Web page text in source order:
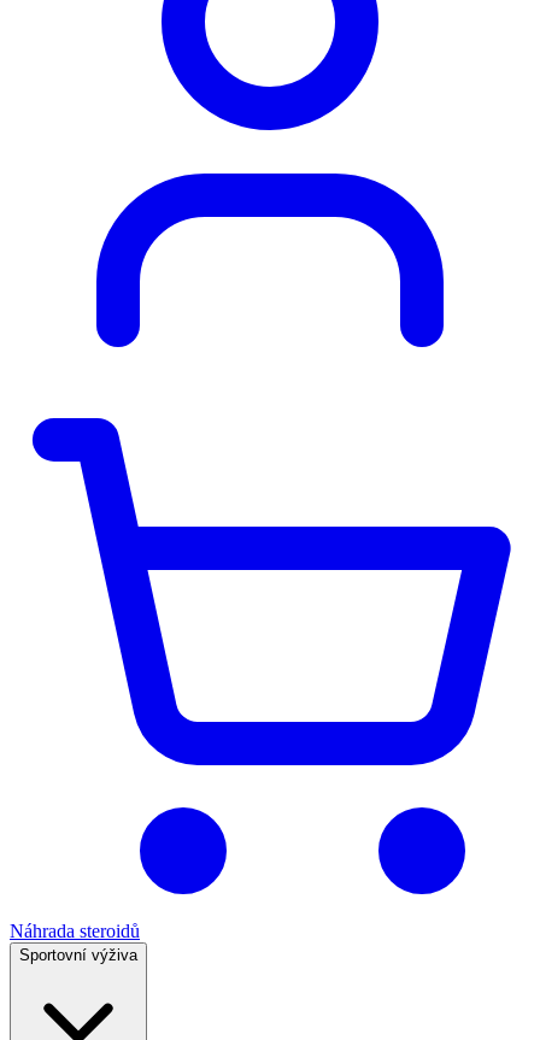
Náhrada steroidů
Sportovní výživa